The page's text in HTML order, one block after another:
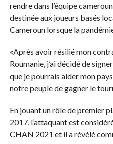
rendre dans l’équipe
destinée aux joueurs basés
Cameroun lorsque la
«Après avoir résilié mon
Roumanie, j’ai décidé de
que je pourrais aider mon
notre peuple de gagner le
En jouant un rôle de premier
2017, l’attaquant est
CHAN 2021 et il a révélé